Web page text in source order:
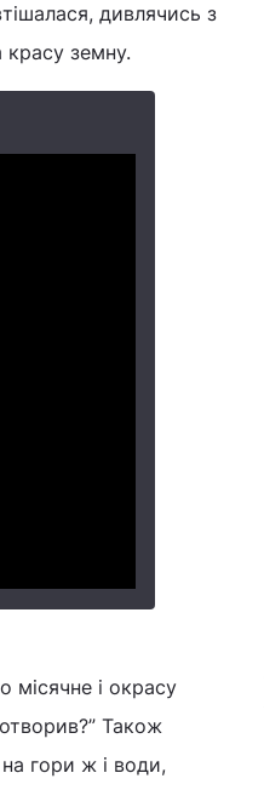
дивлячись з
красу земну.
місячне і окрасу
Також
гори ж і води,